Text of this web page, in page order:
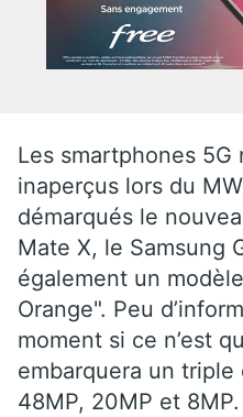
Les smartphones 5G
inaperçus lors du
démarqués le
Mate X, le Samsung
également un
Orange". Peu
moment si ce n’est
embarquera un
48MP, 20MP et